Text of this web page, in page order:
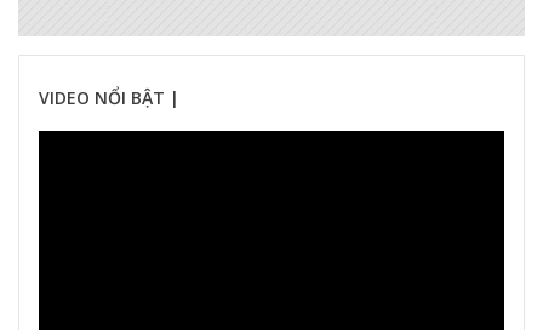
VIDEO NỔI BẬT |